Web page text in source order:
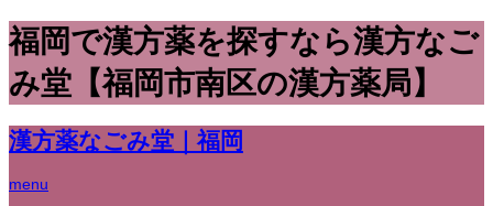
福岡で漢方薬を探すなら漢方なご
み堂【福岡市南区の漢方薬局】
漢方薬なごみ堂｜福岡
menu